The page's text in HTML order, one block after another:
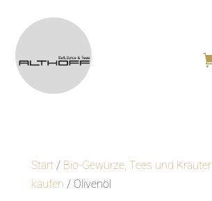
Start/ Bio-Gewürze, Tees und Kräuter
kaufen / Olivenöl